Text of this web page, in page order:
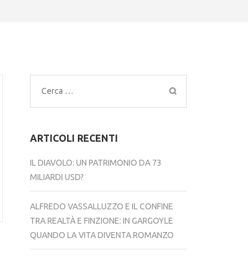
Ricerca
per:
ARTICOLI RECENTI
IL DIAVOLO: UN PATRIMONIO DA 73
MILIARDI USD?
ALFREDO VASSALLUZZO E IL CONFINE
TRA REALTÀ E FINZIONE: IN GARGOYLE
QUANDO LA VITA DIVENTA ROMANZO